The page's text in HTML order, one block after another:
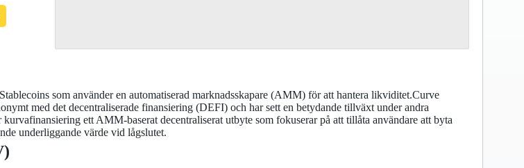
som använder en automatiserad marknadsskapare (AMM) för att hantera likviditet.Curve
med det decentraliserade finansiering (DEFI) och har sett en betydande tillväxt under andra
ett AMM-baserat decentraliserat utbyte som fokuserar på att tillåta användare att byta
underliggande värde vid lågslutet.